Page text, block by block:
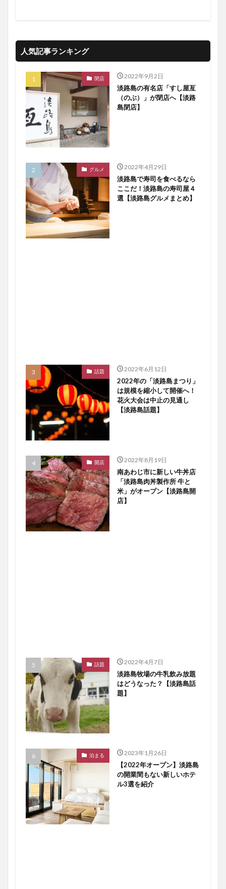
人気記事ランキング
閉店 2022年9月2日
淡路島の有名店「すし屋亙
（のぶ）」が閉店へ【淡路
島閉店】
グルメ 2022年4月29日
淡路島で寿司を食べるなら
ここだ！淡路島の寿司屋４
選【淡路島グルメまとめ】
話題 2022年6月12日
2022年の「淡路島まつり」
は規模を縮小して開催へ！
花火大会は中止の見通し
【淡路島話題】
開店 2022年8月19日
南あわじ市に新しい牛丼店
「淡路島肉丼製作所 牛と
米」がオープン【淡路島開
店】
話題 2022年4月7日
淡路島牧場の牛乳飲み放題
はどうなった？【淡路島話
題】
泊まる 2023年1月26日
【2022年オープン】淡路島
の開業間もない新しいホテ
ル3選を紹介